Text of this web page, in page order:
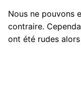
Nous ne pouvons
contraire.
ont été rudes